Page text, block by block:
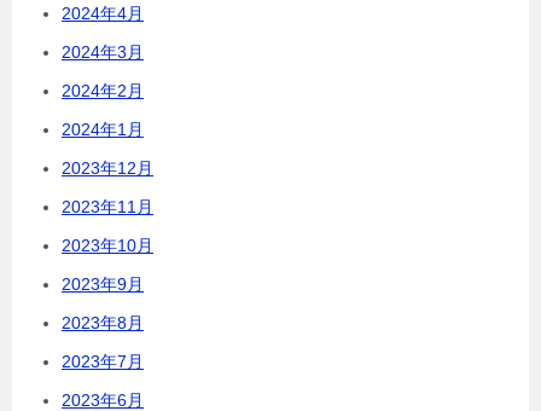
2024年4月
2024年3月
2024年2月
2024年1月
2023年12月
2023年11月
2023年10月
2023年9月
2023年8月
2023年7月
2023年6月